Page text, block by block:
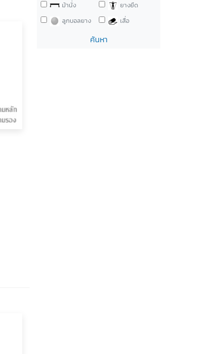
ม้านั่ง
ยางยืด
ลูกบอลยาง
เสื่อ
ค้นหา